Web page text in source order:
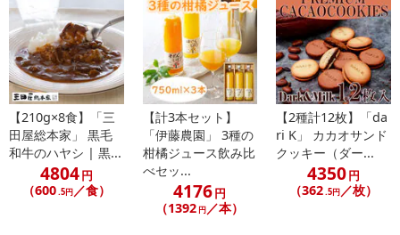
【松坂牛とさくらポークハンバーグ】牛肉(三重県産)、豚肉(三重
県産)、牛乳(国内製造)、ソテーオニオン、ハンバーグ用ミックス(パ
ン粉、全粉乳、砂糖、その他)/調味料(アミノ酸等)、リン酸塩(Na)、
酸味料、(一部に小麦・乳成分・牛肉・大豆・豚肉・ゼラチンを含む)
・アレルギー表示：小麦、乳成分、牛肉、大豆、ゼラチン、豚肉
・注意事項：-18℃以下で保存お願いします。
注意事項
【賞味・消費期限のある商品について】
商品到着時点でのお日持ち期間は、配送日数などにより異なります
【210g×8食】「三
田屋総本家」 黒毛
和牛のハヤシ | 黒...
4804円
（600.5円／食）
【計3本セット】
「伊藤農園」 3種の
柑橘ジュース飲み比
べセッ...
4176円
（1392 円／本）
【2種計12枚】「da
ri K」 カカオサンド
クッキー（ダー...
4350円
（362.5円／枚）